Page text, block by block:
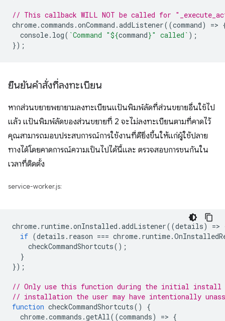
// This callback WILL NOT be called for
chrome.commands .onCommand .addListener((command) =>
console. log( `Command "${command}" called` );
});
ยืนยันคำสั่งที่ลงทะเบียน
หากส่วนขยายพยายามลงทะเบียนแป้นพิมพ์ลัดที่ส่วนขยายอื่นใช้ไป
แล้ว แป้นพิมพ์ลัดของส่วนขยายที่ 2 จะไม่ลงทะเบียนตามที่คาดไว้
คุณสามารถมอบประสบการณ์การใช้งานที่ดียิ่งขึ้นให้แก่ผู้ใช้ปลาย
ทางได้โดยคาดการณ์ความเป็นไปได้นี้และ ตรวจสอบการชนกันใน
เวลาที่ติดตั้ง
service-worker.js:
chrome. runtime.onInstalled .addListener((details) =>
if (details . reason === chrome. runtime.
checkCommandShortcuts();
}
});
// Only use this function during the initial install
// installation the user may have intentionally
function checkCommandShortcuts()
{
chrome.commands .getAll((commands) => {